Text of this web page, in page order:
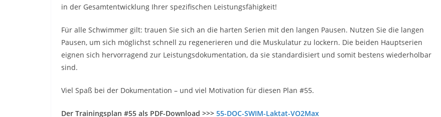
in der Gesamtentwicklung Ihrer spezifischen Leistungsfähigkeit!
Für alle Schwimmer gilt: trauen Sie sich an die harten Serien mit den langen Pausen. Nutzen Sie die langen
Pausen, um sich möglichst schnell zu regenerieren und die Muskulatur zu lockern. Die beiden Hauptserien
eignen sich hervorragend zur Leistungsdokumentation, da sie standardisiert und somit bestens wiederholbar
sind.
Viel Spaß bei der Dokumentation – und viel Motivation für diesen Plan #55.
Der Trainingsplan #55 als PDF-Download >>> 55-DOC-SWIM-Laktat-VO2Max